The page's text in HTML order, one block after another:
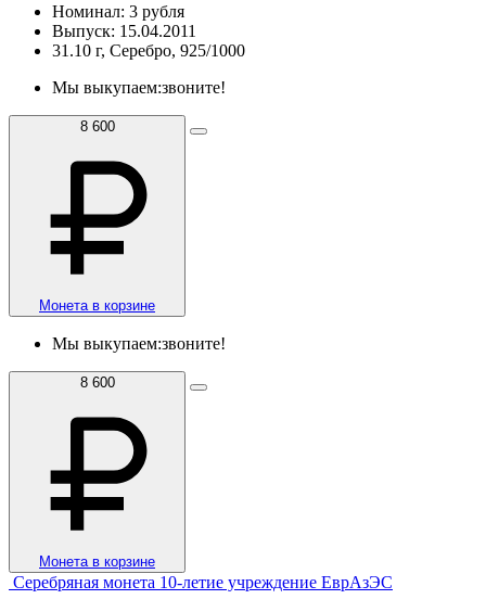
Номинал: 3 рубля
Выпуск: 15.04.2011
31.10 г, Серебро, 925/1000
Мы выкупаем:звоните!
8 600
Монета в корзине
Мы выкупаем:звоните!
8 600
Монета в корзине
Серебряная монета 10-летие учреждение ЕврАзЭС